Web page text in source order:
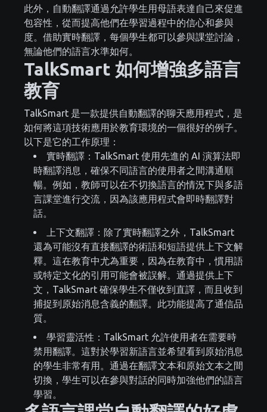
此外，自動翻譯通過允許學生用母語表達自己來促進
包容性，從而提高他們在學習過程中的信心和參與
度。借助實時翻譯，每個學生都可以參與課堂討論，
無論他們的語言水準如何。
TalkSmart 如何增強多語言
教育
TalkSmart 是一款提供自動翻譯的聊天應用程式，是
如何將這項技術應用於教育環境的一個很好的例子。
以下是它的工作原理：
實時翻譯：TalkSmart 使用先進的 AI 演算法即
時翻譯消息，確保不同語言的使用者之間溝通順
暢。例如，教師可以在不切換語言的情況下與多語
言課堂進行交流，因為該應用程式會即時翻譯對
話。
上下文翻譯：除了實時翻譯之外，TalkSmart
還為可能沒有直接翻譯的術語和短語提供上下文解
釋。這在教育中尤為重要，因為在教育中，慣用語
或特定文化的引用可能會被誤解。通過提供上下
文，TalkSmart 確保學生不僅收到直譯，而且收到
捕捉到原始消息含義的翻譯。此功能提高了通信品
質。
學習靈活性：TalkSmart 允許使用者在需要時
禁用翻譯。這對於學習新語言並希望看到原始消息
的學生非常有用。通過在翻譯文本和原始文本之間
切換，學生可以在參與對話的同時加強他們的語言
學習。